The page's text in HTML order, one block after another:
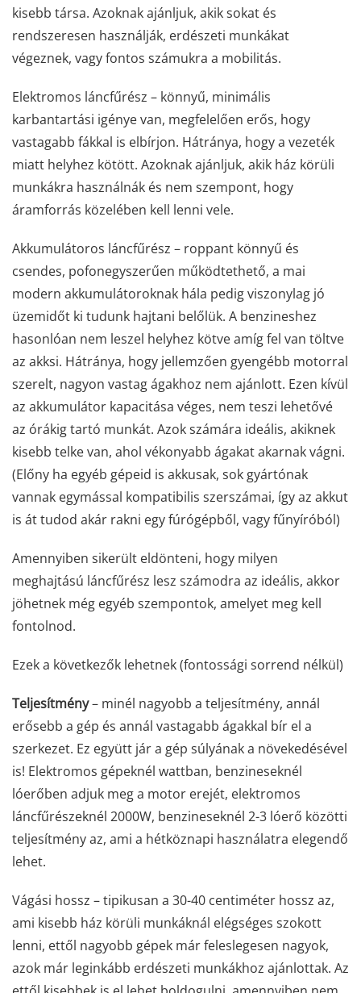
kisebb társa. Azoknak ajánljuk, akik sokat és
rendszeresen használják, erdészeti munkákat
végeznek, vagy fontos számukra a mobilitás.
Elektromos láncfűrész – könnyű, minimális
karbantartási igénye van, megfelelően erős, hogy
vastagabb fákkal is elbírjon. Hátránya, hogy a vezeték
miatt helyhez kötött. Azoknak ajánljuk, akik ház körüli
munkákra használnák és nem szempont, hogy
áramforrás közelében kell lenni vele.
Akkumulátoros láncfűrész – roppant könnyű és
csendes, pofonegyszerűen működtethető, a mai
modern akkumulátoroknak hála pedig viszonylag jó
üzemidőt ki tudunk hajtani belőlük. A benzineshez
hasonlóan nem leszel helyhez kötve amíg fel van töltve
az akksi. Hátránya, hogy jellemzően gyengébb motorral
szerelt, nagyon vastag ágakhoz nem ajánlott. Ezen kívül
az akkumulátor kapacitása véges, nem teszi lehetővé
az órákig tartó munkát. Azok számára ideális, akiknek
kisebb telke van, ahol vékonyabb ágakat akarnak vágni.
(Előny ha egyéb gépeid is akkusak, sok gyártónak
vannak egymással kompatibilis szerszámai, így az akkut
is át tudod akár rakni egy fúrógépből, vagy fűnyíróból)
Amennyiben sikerült eldönteni, hogy milyen
meghajtású láncfűrész lesz számodra az ideális, akkor
jöhetnek még egyéb szempontok, amelyet meg kell
fontolnod.
Ezek a következők lehetnek (fontossági sorrend nélkül)
Teljesítmény– minél nagyobb a teljesítmény, annál
erősebb a gép és annál vastagabb ágakkal bír el a
szerkezet. Ez együtt jár a gép súlyának a növekedésével
is! Elektromos gépeknél wattban, benzineseknél
lóerőben adjuk meg a motor erejét, elektromos
láncfűrészeknél 2000W, benzineseknél 2-3 lóerő közötti
teljesítmény az, ami a hétköznapi használatra elegendő
lehet.
Vágási hossz – tipikusan a 30-40 centiméter hossz az,
ami kisebb ház körüli munkáknál elégséges szokott
lenni, ettől nagyobb gépek már feleslegesen nagyok,
azok már leginkább erdészeti munkákhoz ajánlottak. Az